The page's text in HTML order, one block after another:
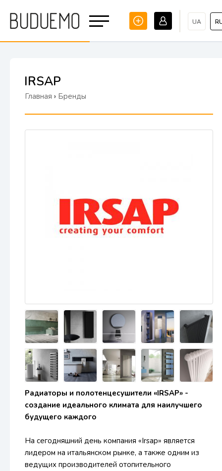
UA
IRSAP
Главная › Бренды
Радиаторы и полотенцесушители «IRSAP» -
создание идеального климата для наилучшего
будущего каждого
На сегодняшний день компания «Irsap» является
лидером на итальянском рынке, а также одним из
ведущих производителей отопительного